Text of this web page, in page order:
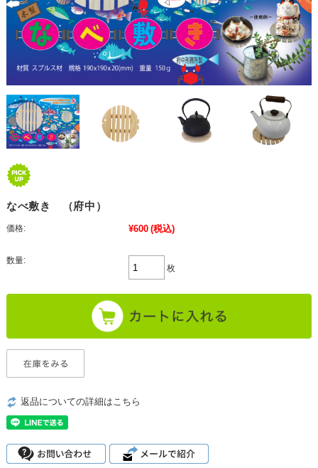
なべ敷き （府中）
価格: ¥600 (税込)
数量:
枚
返品についての詳細はこちら